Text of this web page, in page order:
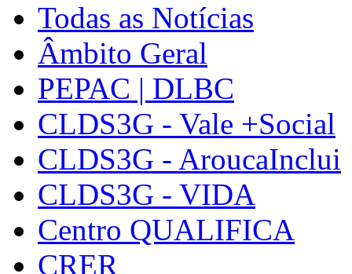
Todas as Notícias
Âmbito Geral
PEPAC | DLBC
CLDS3G - Vale +Social
CLDS3G - AroucaInclui
CLDS3G - VIDA
Centro QUALIFICA
CRER